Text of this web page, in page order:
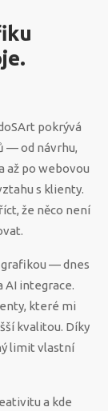
pokrývá
— od návrhu,
až po webovou
s klienty.
že něco není
grafikou — dnes
AI integrace.
které mi
kvalitou. Díky
limit vlastní
a kde